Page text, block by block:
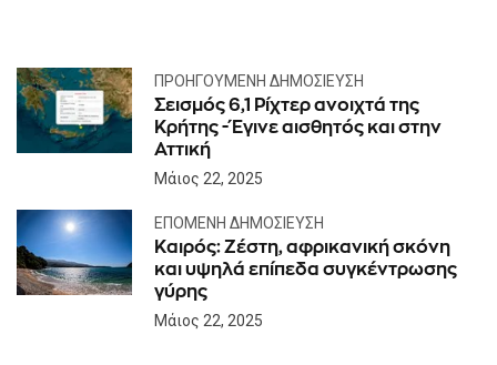
ΠΡΟΗΓΟΎΜΕΝΗ ΔΗΜΟΣΊΕΥΣΗ
Σεισμός 6,1 Ρίχτερ ανοιχτά της
Κρήτης - Έγινε αισθητός και στην
Αττική
Μάιος 22, 2025
ΕΠΌΜΕΝΗ ΔΗΜΟΣΊΕΥΣΗ
Καιρός: Ζέστη, αφρικανική σκόνη
και υψηλά επίπεδα συγκέντρωσης
γύρης
Μάιος 22, 2025